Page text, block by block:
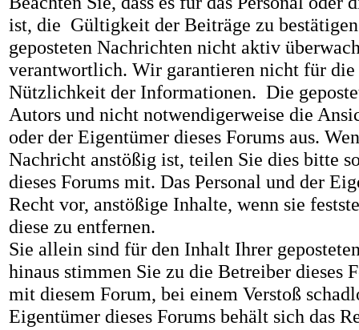
ist, die Gültigkeit der Beiträge zu
geposteten Nachrichten nicht aktiv
verantwortlich. Wir garantieren nicht für
Nützlichkeit der Informationen. Die
Autors und nicht notwendigerweise die
oder der Eigentümer dieses Forums aus.
Nachricht anstößig ist, teilen Sie dies bitte
dieses Forums mit. Das Personal und der
Recht vor, anstößige Inhalte, wenn sie
diese zu entfernen.
Sie allein sind für den Inhalt Ihrer
hinaus stimmen Sie zu die Betreiber dieses
mit diesem Forum, bei einem Verstoß
Eigentümer dieses Forums behält sich das